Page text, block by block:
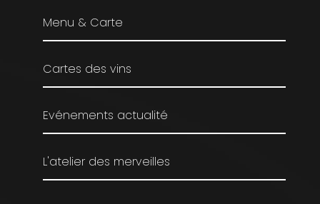
Menu & Carte
Cartes des vins
Evénements actualité
L'atelier des merveilles